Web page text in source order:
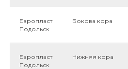
Европласт
Подольск
Бокова кора
Европласт
Подольск
Нижняя кора